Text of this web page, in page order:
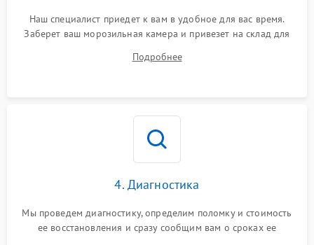
Наш специалист приедет к вам в удобное для вас время.
Заберет ваш морозильная камера и привезет на склад для
Подробнее
4. Диагностика
Мы проведем диагностику, определим поломку и стоимость
ее восстановления и сразу сообщим вам о сроках ее